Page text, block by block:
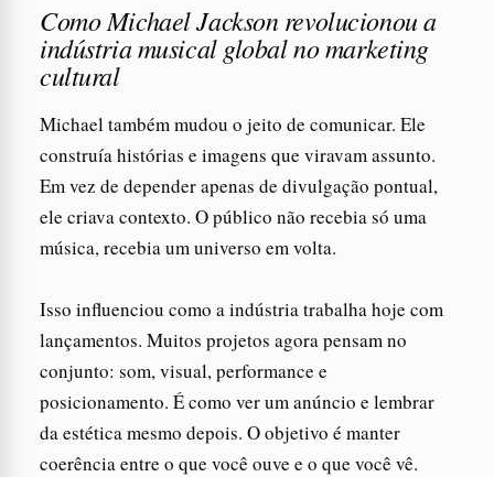
Como Michael Jackson revolucionou a
indústria musical global no marketing
cultural
Michael também mudou o jeito de comunicar. Ele
construía histórias e imagens que viravam assunto.
Em vez de depender apenas de divulgação pontual,
ele criava contexto. O público não recebia só uma
música, recebia um universo em volta.
Isso influenciou como a indústria trabalha hoje com
lançamentos. Muitos projetos agora pensam no
conjunto: som, visual, performance e
posicionamento. É como ver um anúncio e lembrar
da estética mesmo depois. O objetivo é manter
coerência entre o que você ouve e o que você vê.